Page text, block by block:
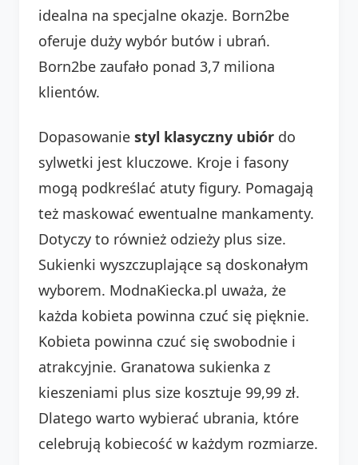
idealna na specjalne okazje. Born2be
oferuje duży wybór butów i ubrań.
Born2be zaufało ponad 3,7 miliona
klientów.
Dopasowanie styl klasyczny ubiór do
sylwetki jest kluczowe. Kroje i fasony
mogą podkreślać atuty figury. Pomagają
też maskować ewentualne mankamenty.
Dotyczy to również odzieży plus size.
Sukienki wyszczuplające są doskonałym
wyborem. ModnaKiecka.pl uważa, że
każda kobieta powinna czuć się pięknie.
Kobieta powinna czuć się swobodnie i
atrakcyjnie. Granatowa sukienka z
kieszeniami plus size kosztuje 99,99 zł.
Dlatego warto wybierać ubrania, które
celebrują kobiecość w każdym rozmiarze.